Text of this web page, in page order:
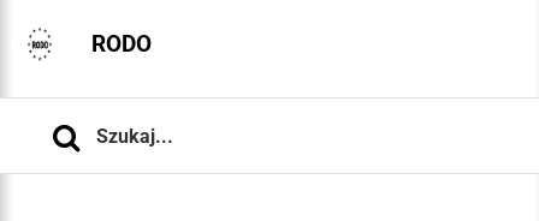
RODO